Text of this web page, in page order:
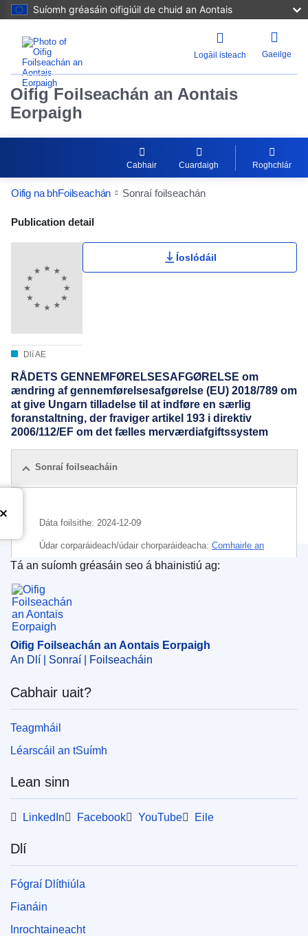
Suíomh gréasáin oifigiúil de chuid an Aontais
Logáil isteach Gaeilge
Oifig Foilseachán an Aontais
Eorpaigh
Cabhair Cuardaigh Roghchlár
Oifig na bhFoilseachán Sonraí foilseachán
Publication Detail Actions Portlet
Publication detail
Dlí AE
Íoslódáil
RÅDETS GENNEMFØRELSESAFGØRELSE om
ændring af gennemførelsesafgørelse (EU) 2018/789 om
at give Ungarn tilladelse til at indføre en særlig
foranstaltning, der fraviger artikel 193 i direktiv
2006/112/EF om det fælles merværdiafgiftssystem
Sonraí foilseacháin
Dáta foilsithe: 2024-12-09
Údar corparáideach/údair chorparáideacha: Comhairle an
Aontais Eorpaigh
Oifig Foilseachán an Aontais Eorpaigh
Tá an suíomh gréasáin seo á bhainistiú ag:
Oifig Foilseachán an Aontais Eorpaigh
An Dlí | Sonraí | Foilseacháin
Cabhair uait?
Teagmháil
Léarscáil an tSuímh
Lean sinn
LinkedIn Facebook YouTube Eile
Dlí
Fógraí Dlíthiúla
Fianáin
Inrochtaineacht